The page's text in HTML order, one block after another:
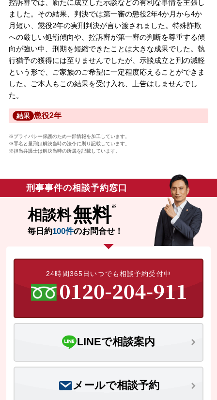
控訴審では、新たに成立した示談などの有利な事情を主張し
ました。その結果、判決では第一審の懲役2年4か月から4か
月短い、懲役2年の実刑判決が言い渡されました。特殊詐欺
への厳しい処罰傾向や、控訴審が第一審の判断を尊重する傾
向が強い中、刑期を短縮できたことは大きな成果でした。執
行猶予の獲得には至りませんでしたが、示談成立と刑の減軽
という形で、ご家族のご希望に一定程度応えることができま
した。ご本人もこの結果を受け入れ、上告はしませんでし
た。
結果 懲役2年
※プライバシー保護のため一部情報を加工しています。
※罪名と量刑は解決当時の法令に則り記載しています。
※担当弁護士は解決当時の所属を記載しています。
刑事事件の相談予約窓口
相談料無料
毎日約100件のお問合せ！
24時間365日いつでも相談予約受付中
LINEで相談案内
メールで相談予約